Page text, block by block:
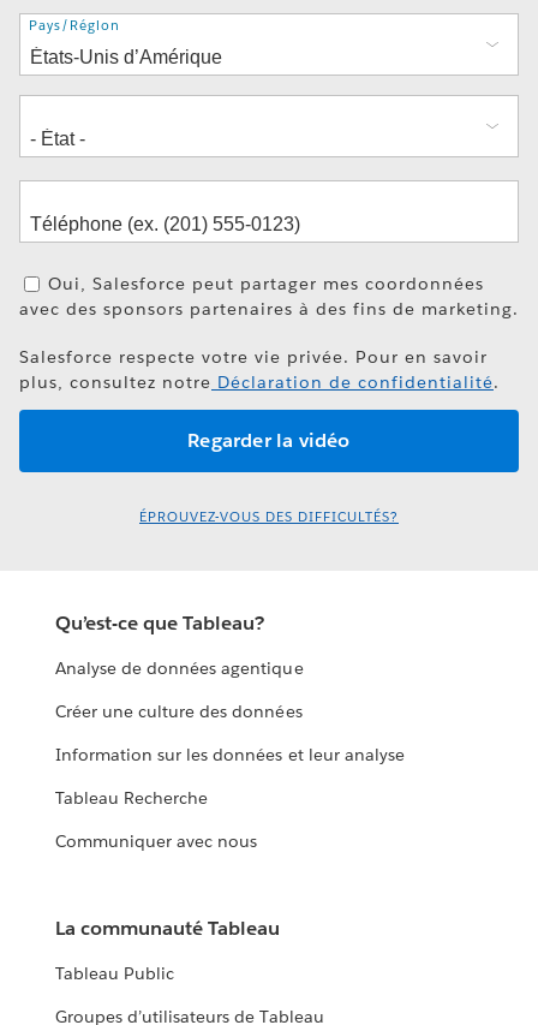
Adresse
Pays/Région
Oui, Salesforce peut partager mes coordonnées
avec des sponsors partenaires à des fins de marketing.
Salesforce respecte votre vie privée. Pour en savoir
plus, consultez notre Déclaration de confidentialité.
ÉPROUVEZ-VOUS DES DIFFICULTÉS?
Qu’est-ce que Tableau?
Analyse de données agentique
Créer une culture des données
Information sur les données et leur analyse
Tableau Recherche
Communiquer avec nous
La communauté Tableau
Tableau Public
Groupes d’utilisateurs de Tableau